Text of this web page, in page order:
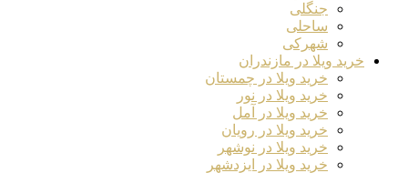
جنگلی
ساحلی
شهرکی
خرید ویلا در مازندران
خرید ویلا در چمستان
خرید ویلا در نور
خرید ویلا در آمل
خرید ویلا در رویان
خرید ویلا در نوشهر
خرید ویلا در ایزدشهر